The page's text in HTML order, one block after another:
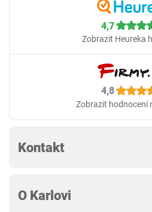
4,7
Zobrazit Heureka
4,8
Zobrazit hodnocení
Kontakt
O Karlovi